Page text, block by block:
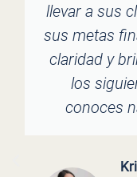
llevar a sus
sus metas
claridad y
los
conoces